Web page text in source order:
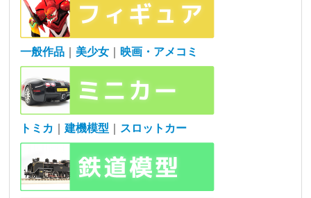
一般作品 美少女 映画・アメコミ
トミカ ｜建機模型 スロットカー